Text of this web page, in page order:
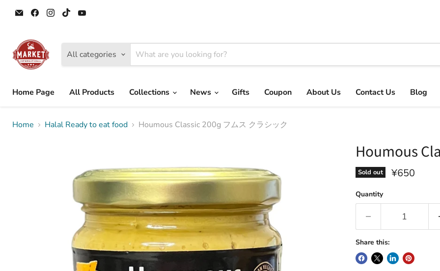
Email
Tokyo
Market
Find
us
Find
us
Find
us
All categories
Home Page All Products Collections News Gifts Coupon About Us Contact Us Blog
Home Halal Ready to eat food Houmous Classic 200g フムス クラシック
Houmous
Sold out Current
¥650
Quantity
Share this: